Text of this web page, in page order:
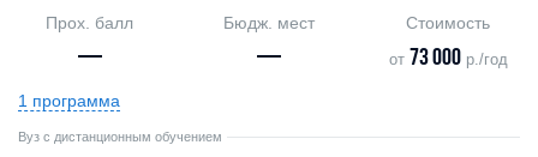
Прох. балл
—
Бюдж. мест
—
Стоимость
от 73 000р./год
1 программа
Вуз с дистанционным обучением